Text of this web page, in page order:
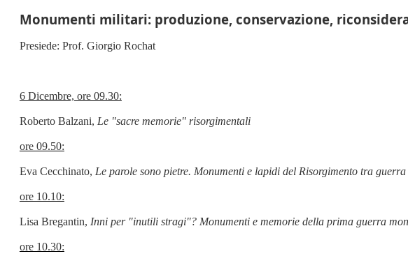
Monumenti militari: produzione, conservazione,
Presiede: Prof. Giorgio Rochat
6 Dicembre, ore 09.30:
Roberto Balzani, Le "sacre memorie" risorgimentali
ore 09.50:
Eva Cecchinato, Le parole sono pietre. Monumenti e lapidi del Risorgimento tra
ore 10.10:
Lisa Bregantin, Inni per "inutili stragi"? Monumenti e memorie della prima guerra
ore 10.30: